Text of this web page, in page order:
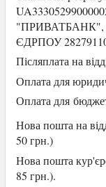
"ПРИВАТБАНК",
ЄДРПОУ
Післяплата на
Оплата для
Оплата для
Нова пошта на
50 грн.)
Нова пошта
85 грн.).